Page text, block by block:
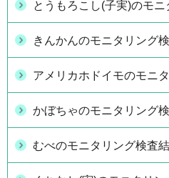
とうもろこし(子実)のモ
きんかんのモニタリング
アメリカホドイモのモニ
かぼちゃのモニタリング
むべのモニタリング検査